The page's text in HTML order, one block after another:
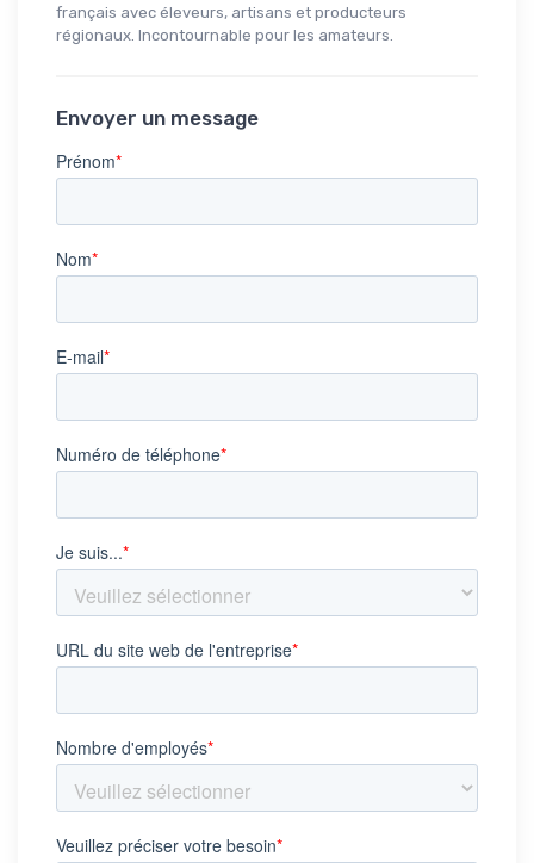
français avec éleveurs, artisans et producteurs
régionaux. Incontournable pour les amateurs.
Envoyer un message